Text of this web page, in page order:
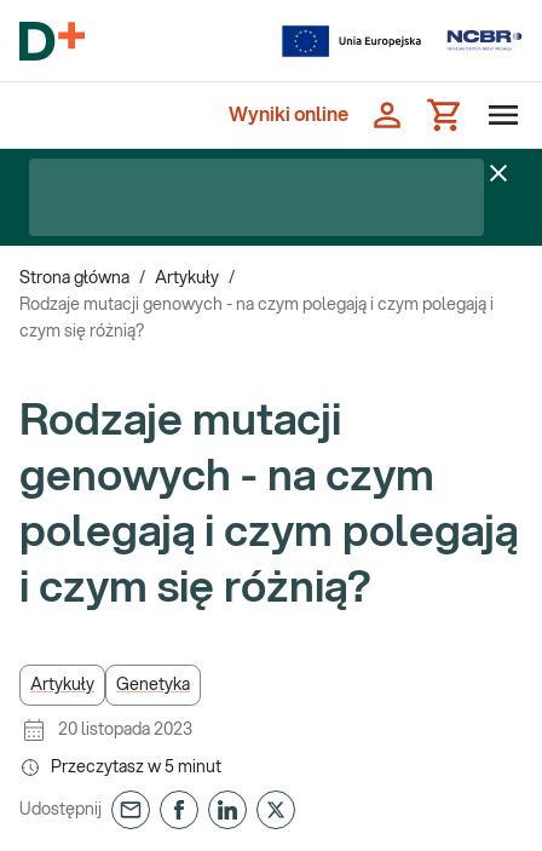
Wyniki online
Strona główna / Artykuły /
Rodzaje mutacji genowych - na czym polegają i czym polegają i
czym się różnią?
Rodzaje mutacji
genowych - na czym
polegają i czym polegają
i czym się różnią?
Artykuły Genetyka
20 listopada 2023
Przeczytasz w 5 minut
Udostępnij